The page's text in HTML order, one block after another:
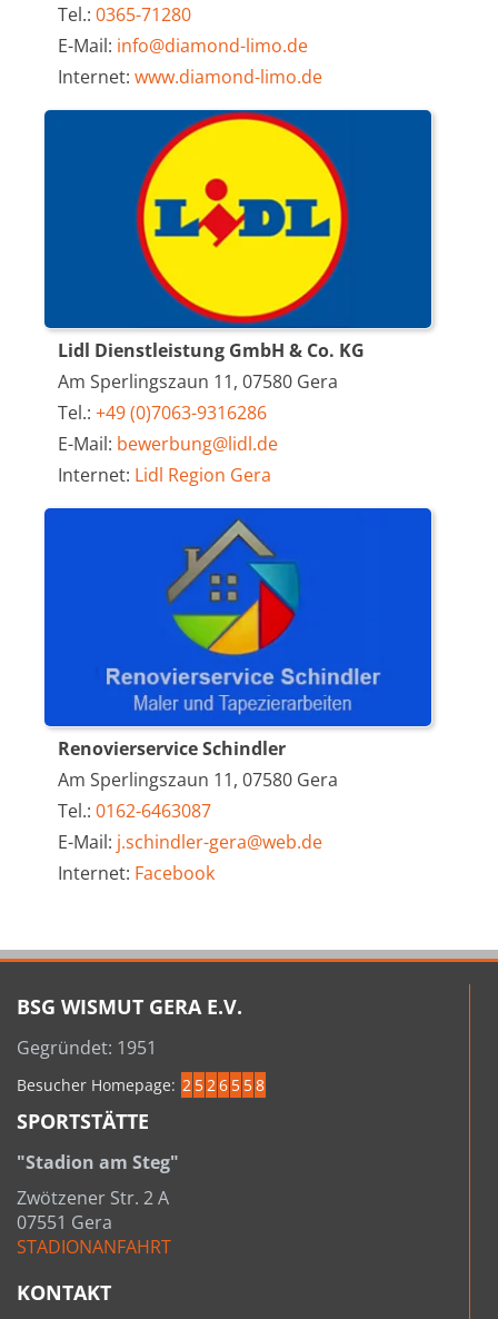
Tel.:0365-71280
E-Mail: info@diamond-limo.de
Internet:www.diamond-limo.de
Lidl Dienstleistung GmbH & Co. KG
Am Sperlingszaun 11, 07580 Gera
Tel.:+49 (0)7063-9316286
E-Mail: bewerbung@lidl.de
Internet: Lidl Region Gera
Renovierservice Schindler
Am Sperlingszaun 11, 07580 Gera
Tel.:0162-6463087
E-Mail: j.schindler-gera@web.de
Internet: Facebook
BSG WISMUT GERA E.V.
Gegründet: 1951
Besucher Homepage: 2 5 2 6 5 58
SPORTSTÄTTE
"Stadion am Steg"
Zwötzener Str. 2 A
07551 Gera
STADIONANFAHRT
KONTAKT